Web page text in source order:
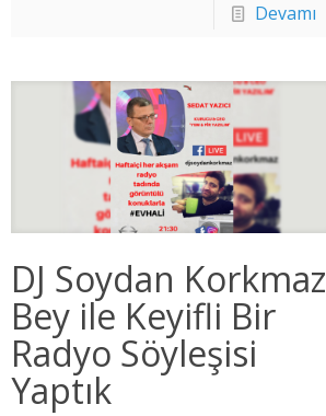
Devamı
DJ Soydan Korkmaz
Bey ile Keyifli Bir
Radyo Söyleşisi
Yaptık